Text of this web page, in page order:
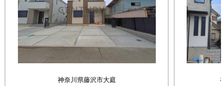
神奈川県藤沢市大庭